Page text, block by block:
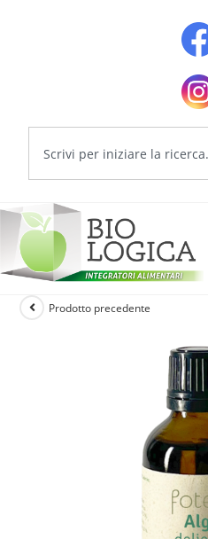
Prodotto precedente